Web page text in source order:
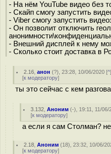
- На нём YouTube видео без
- Скайп смогу запустить
- Viber смогу запустить
- Он позволит отключить
- Внешний дисплей к нему
- Сколько стоит доставка в
2.16 ,анон (?), 23:28, 10/06/2020 [^
[к модератору]
ты это сейчас с кем
3.132 ,Аноним (-), 19:11, 11/06/
[к модератору]
а если я сам Столман?
2.18 ,Аноним (18), 23:32, 10/06/
[к модератору]